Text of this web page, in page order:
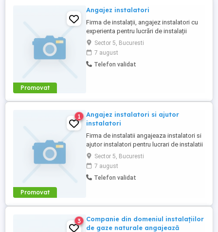
Promovat
Angajez instalatori
Firma de instalații, angajez instalatori cu
experienta pentru lucrări de instalații
termice și sanitare . Se ofera masina de
serviciu.Program de lucru 8 ore de luni
până vineri. Lucrări în București.Salariul f
bun.
Sector 5, Bucuresti
7 august
Telefon validat
Promovat
1
Angajez instalatori si ajutor
instalatori
Firma de instalatii angajeaza instalatori si
ajutor instalatori pentru lucrari de instalatii
sanitare si incalzire .Se ofera masina de
serviciu Program 8 ore. Lucrari in
Bucuresti. Slariul f bun.
Sector 5, Bucuresti
7 august
Telefon validat
3
Companie din domeniul instalațiilor
de gaze naturale angajează